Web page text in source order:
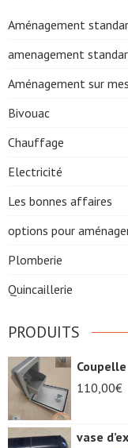
Aménagement
amenagement
Aménagement sur
Bivouac
Chauffage
Electricité
Les bonnes affaires
options pour
Plomberie
Quincaillerie
PRODUITS
110,00€
vase